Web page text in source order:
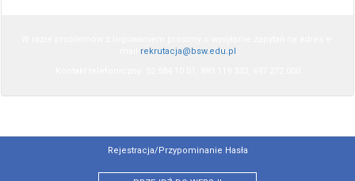
rekrutacja@bsw.edu.pl
Rejestracja/przypominanie Hasła